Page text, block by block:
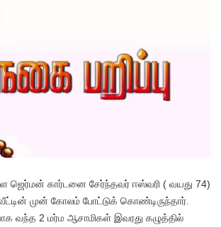
ஜெர்மன் கார்டனை சேர்ந்தவர் ஈஸ்வரி ( வயது 74)
முன் கோலம் போட்டுக் கொண்டிருந்தார்.
வந்த 2 மர்ம ஆசாமிகள் இவரது கழுத்தில்